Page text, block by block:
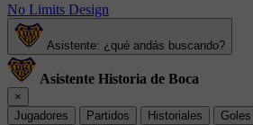
No Limits Design
Asistente: ¿qué andás buscando?
Asistente Historia de Boca
×
Jugadores
Partidos Historiales Goles